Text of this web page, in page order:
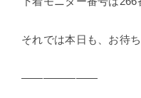
それでは本日も、お待
———————